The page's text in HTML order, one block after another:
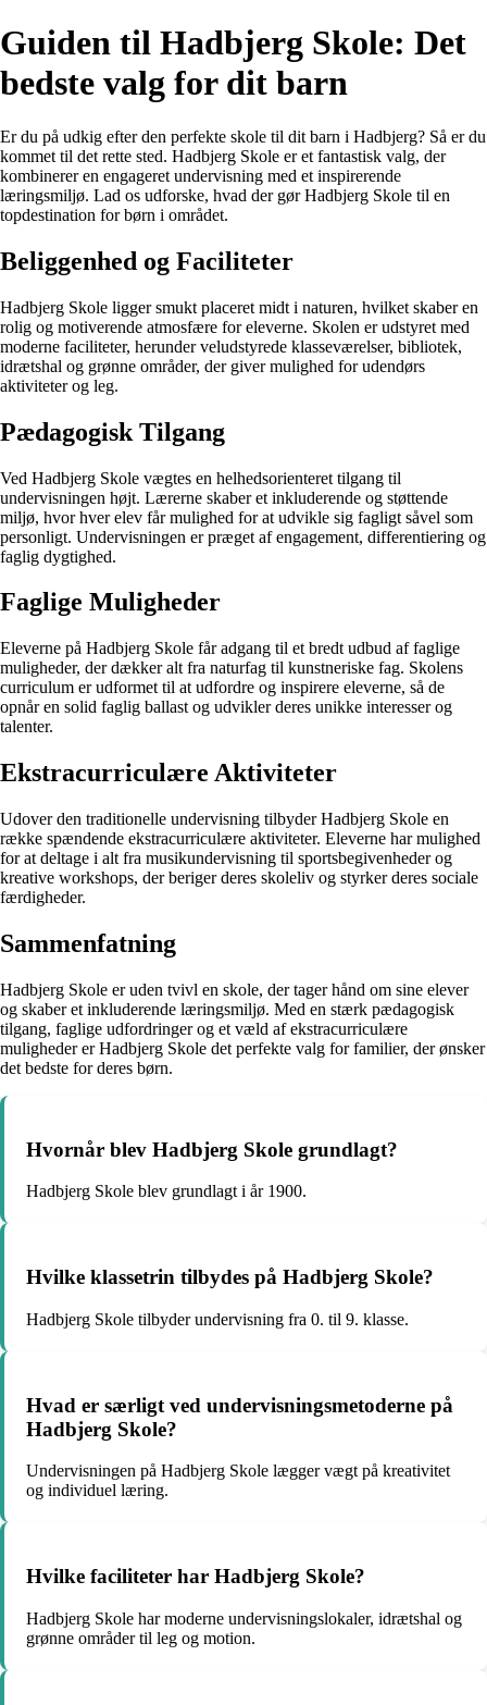
Guiden til Hadbjerg Skole: Det
bedste valg for dit barn
Er du på udkig efter den perfekte skole til dit barn i Hadbjerg? Så er du
kommet til det rette sted. Hadbjerg Skole er et fantastisk valg, der
kombinerer en engageret undervisning med et inspirerende
læringsmiljø. Lad os udforske, hvad der gør Hadbjerg Skole til en
topdestination for børn i området.
Beliggenhed og Faciliteter
Hadbjerg Skole ligger smukt placeret midt i naturen, hvilket skaber en
rolig og motiverende atmosfære for eleverne. Skolen er udstyret med
moderne faciliteter, herunder veludstyrede klasseværelser, bibliotek,
idrætshal og grønne områder, der giver mulighed for udendørs
aktiviteter og leg.
Pædagogisk Tilgang
Ved Hadbjerg Skole vægtes en helhedsorienteret tilgang til
undervisningen højt. Lærerne skaber et inkluderende og støttende
miljø, hvor hver elev får mulighed for at udvikle sig fagligt såvel som
personligt. Undervisningen er præget af engagement, differentiering og
faglig dygtighed.
Faglige Muligheder
Eleverne på Hadbjerg Skole får adgang til et bredt udbud af faglige
muligheder, der dækker alt fra naturfag til kunstneriske fag. Skolens
curriculum er udformet til at udfordre og inspirere eleverne, så de
opnår en solid faglig ballast og udvikler deres unikke interesser og
talenter.
Ekstracurriculære Aktiviteter
Udover den traditionelle undervisning tilbyder Hadbjerg Skole en
række spændende ekstracurriculære aktiviteter. Eleverne har mulighed
for at deltage i alt fra musikundervisning til sportsbegivenheder og
kreative workshops, der beriger deres skoleliv og styrker deres sociale
færdigheder.
Sammenfatning
Hadbjerg Skole er uden tvivl en skole, der tager hånd om sine elever
og skaber et inkluderende læringsmiljø. Med en stærk pædagogisk
tilgang, faglige udfordringer og et væld af ekstracurriculære
muligheder er Hadbjerg Skole det perfekte valg for familier, der ønsker
det bedste for deres børn.
Hvornår blev Hadbjerg Skole grundlagt?
Hadbjerg Skole blev grundlagt i år 1900.
Hvilke klassetrin tilbydes på Hadbjerg Skole?
Hadbjerg Skole tilbyder undervisning fra 0. til 9. klasse.
Hvad er særligt ved undervisningsmetoderne på
Hadbjerg Skole?
Undervisningen på Hadbjerg Skole lægger vægt på kreativitet
og individuel læring.
Hvilke faciliteter har Hadbjerg Skole?
Hadbjerg Skole har moderne undervisningslokaler, idrætshal og
grønne områder til leg og motion.